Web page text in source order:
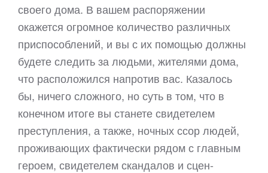
своего дома. В вашем распоряжении
окажется огромное количество различных
приспособлений, и вы с их помощью должны
будете следить за людьми, жителями дома,
что расположился напротив вас. Казалось
бы, ничего сложного, но суть в том, что в
конечном итоге вы станете свидетелем
преступления, а также, ночных ссор людей,
проживающих фактически рядом с главным
героем, свидетелем скандалов и сцен-